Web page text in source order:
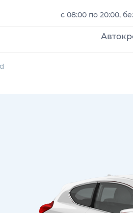
с 08:00 по 20:00,